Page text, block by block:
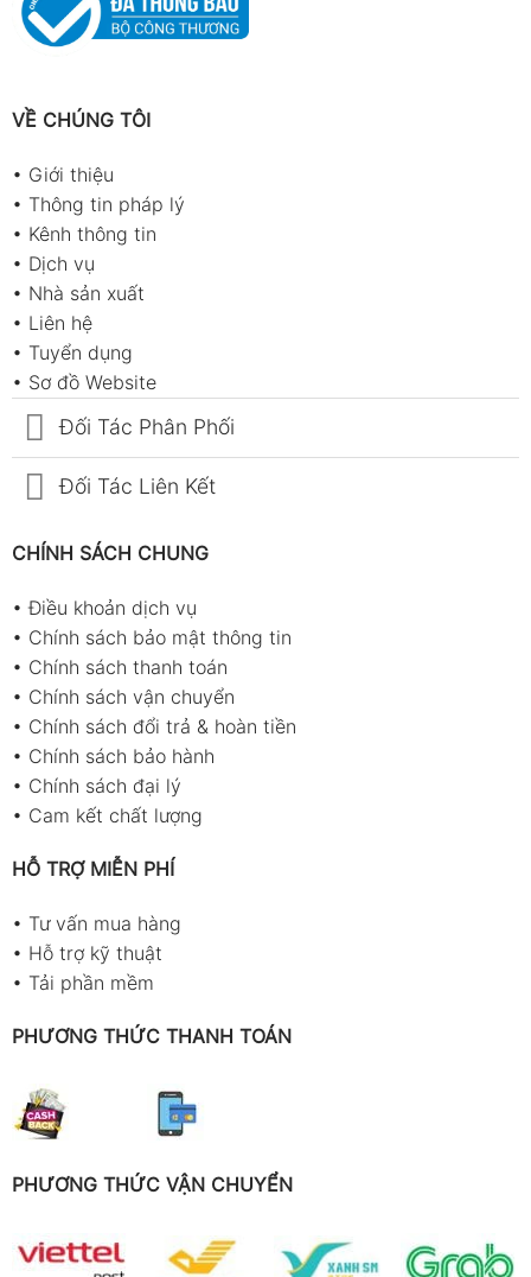
VỀ CHÚNG TÔI
• Giới thiệu
• Thông tin pháp lý
• Kênh thông tin
• Dịch vụ
• Nhà sản xuất
• Liên hệ
• Tuyển dụng
• Sơ đồ Website
Đối Tác Phân Phối
Đối Tác Liên Kết
CHÍNH SÁCH CHUNG
•Điều khoản dịch vụ
• Chính sách bảo mật thông tin
• Chính sách thanh toán
• Chính sách vận chuyển
• Chính sách đổi trả & hoàn tiền
• Chính sách bảo hành
• Chính sách đại lý
• Cam kết chất lượng
HỖ TRỢ MIỄN PHÍ
• Tư vấn mua hàng
• Hỗ trợ kỹ thuật
• Tải phần mềm
PHƯƠNG THỨC THANH TOÁN
PHƯƠNG THỨC VẬN CHUYỂN